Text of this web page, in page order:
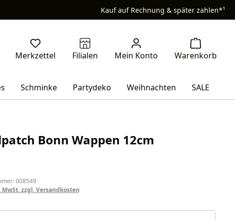
Kauf auf Rechnung & später zahlen*¹
Schminke Partydeko Weihnachten SALE
Bonn Wappen 12cm
Preis:
008549
zzgl. Versandkosten